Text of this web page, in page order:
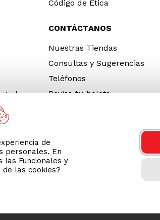
de Uso
Código de Ética
CONTÁCTANOS
Nuestras Tiendas
Consultas y Sugerencias
Teléfonos
Revisa tu boleta
de
personales. En
las Funcionales y
de las cookies?